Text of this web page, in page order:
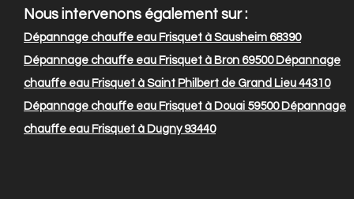
Nous intervenons également sur :
Dépannage chauffe eau Frisquet à Sausheim 68390
Dépannage chauffe eau Frisquet à Bron 69500Dépannage
chauffe eau Frisquet à Saint Philbert de Grand Lieu 44310
Dépannage chauffe eau Frisquet à Douai 59500Dépannage
chauffe eau Frisquet à Dugny 93440